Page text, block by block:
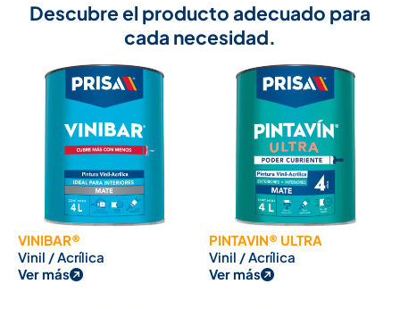
Descubre el producto adecuado para
cada necesidad.
VINIBAR®
Vinil / Acrílica
Ver más
PINTAVIN® ULTRA
Vinil / Acrílica
Ver más